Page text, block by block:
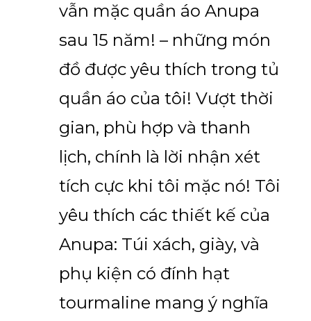
vẫn mặc quần áo Anupa
sau 15 năm! – những món
đồ được yêu thích trong tủ
quần áo của tôi! Vượt thời
gian, phù hợp và thanh
lịch, chính là lời nhận xét
tích cực khi tôi mặc nó! Tôi
yêu thích các thiết kế của
Anupa: Túi xách, giày, và
phụ kiện có đính hạt
tourmaline mang ý nghĩa